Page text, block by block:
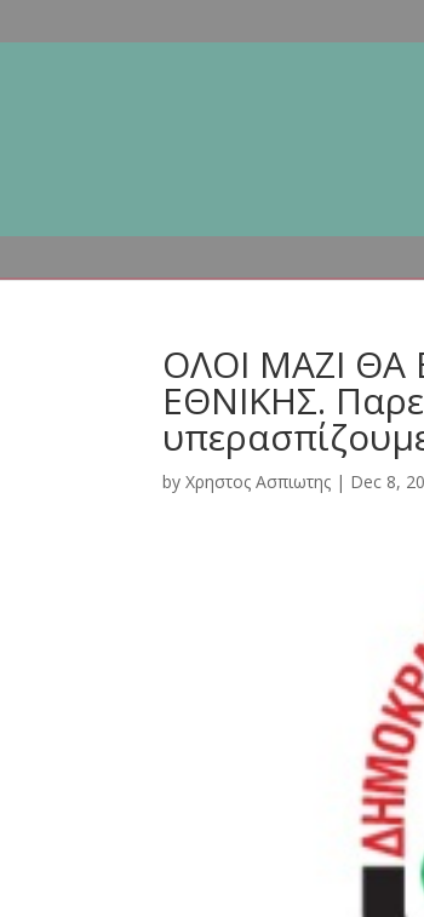
ΟΛΟΙ ΜΑΖΙ
ΕΘΝΙΚΗΣ.
byΧρηστος Ασπιωτης | Dec 8,